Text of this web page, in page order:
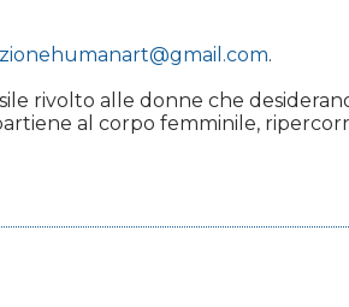
.
rivolto alle donne che
al corpo femminile,